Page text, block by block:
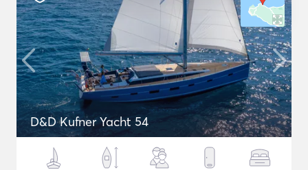
D&D Kufner Yacht 54